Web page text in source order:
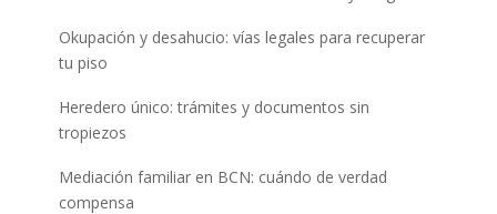
Okupación y desahucio: vías legales para recuperar
tu piso
Heredero único: trámites y documentos sin
tropiezos
Mediación familiar en BCN: cuándo de verdad
compensa